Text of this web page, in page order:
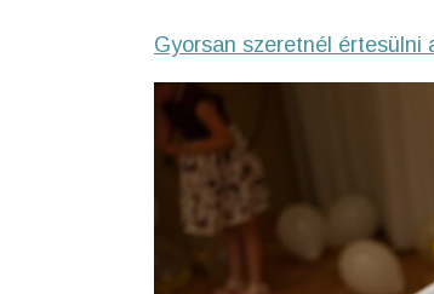
Gyorsan szeretnél értesülni